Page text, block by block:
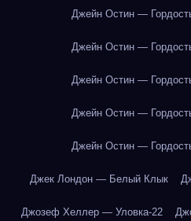
Джейн Остин —
Джейн Остин —
Джейн Остин —
Джейн Остин —
Джейн Остин —
Джек Лондон — Белый Клык
Джозеф Хеллер — Уловка-22